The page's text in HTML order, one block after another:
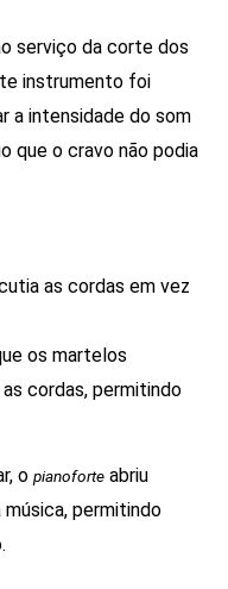
serviço da corte dos
instrumento foi
a intensidade do som
que o cravo não podia
as cordas em vez
os martelos
cordas, permitindo
o pianoforte abriu
permitindo